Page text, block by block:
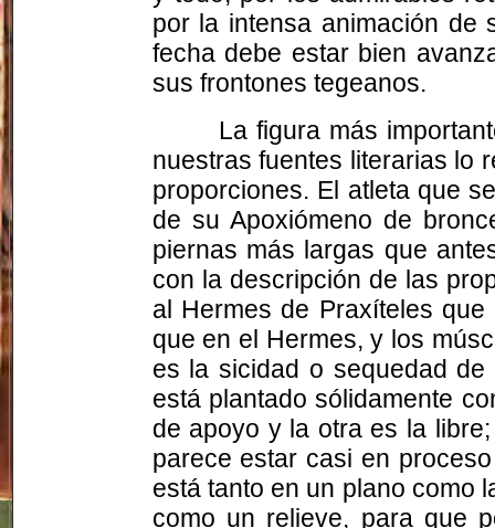
por la intensa animación de
fecha debe estar bien
sus frontones tegeanos.
La figura más
nuestras fuentes literarias lo
proporciones. El atleta que
de su Apoxiómeno de
piernas más largas que
con la descripción de las
al Hermes de Praxíteles
que en el Hermes, y los
es la sicidad o sequedad
está plantado sólidamente
de apoyo y la otra es la
parece estar casi en
está tanto en un plano como
como un relieve, para que